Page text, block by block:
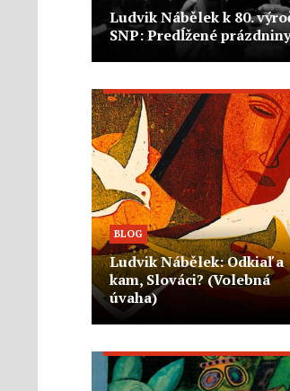
Ludvik Nábělek k 80.
SNP: Predĺžené prázdniny
BLOG
Ludvik Nábělek: Odkiaľ a
kam, Slováci? (Volebná
úvaha)